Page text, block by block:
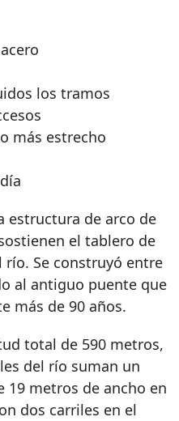
los tramos
más estrecho
estructura de arco de
el tablero de
Se construyó entre
al antiguo puente que
más de 90 años.
total de 590 metros,
del río suman un
19 metros de ancho en
dos carriles en el